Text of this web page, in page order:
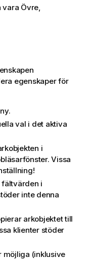
vara Övre,
egenskaper för
val i det aktiva
i
Vissa
fältvärden i
inte denna
arkobjektet till
klienter stöder
möjliga (inklusive